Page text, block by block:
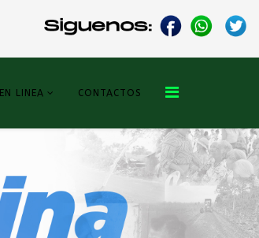
EN LINEA CONTACTOS